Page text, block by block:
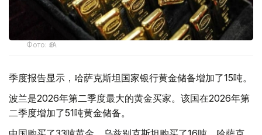
Фото: ӨзА
季度报告显示，哈萨克斯坦国家银行黄金储备增加了15吨。
波兰是2026年第二季度最大的黄金买家。该国在2026年第
二季度增加了51吨黄金储备。